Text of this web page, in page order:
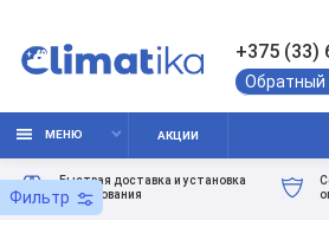
+375 (33)
Обратный
МЕНЮ АКЦИИ
Быстрая доставка и установка
оборудования
Фильтр